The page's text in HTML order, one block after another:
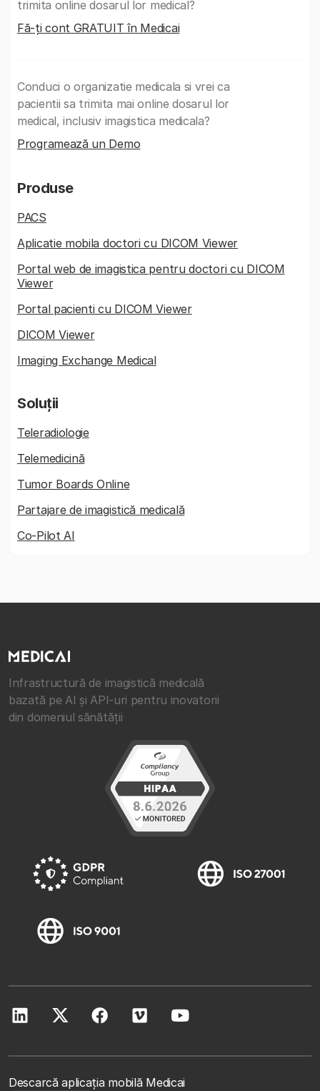
trimita online dosarul lor medical?
Fă-ți cont GRATUIT în Medicai
Conduci o organizatie medicala si vrei ca
pacientii sa trimita mai online dosarul lor
medical, inclusiv imagistica medicala?
Programează un Demo
Produse
PACS
Aplicatie mobila doctori cu DICOM Viewer
Portal web de imagistica pentru doctori cu DICOM
Viewer
Portal pacienti cu DICOM Viewer
DICOM Viewer
Imaging Exchange Medical
Soluții
Teleradiologie
Telemedicină
Tumor Boards Online
Partajare de imagistică medicală
Co-Pilot AI
Infrastructură de imagistică medicală
bazată pe AI și API-uri pentru inovatorii
din domeniul sănătății
Descarcă aplicația mobilă Medicai